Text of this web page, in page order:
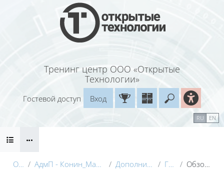
Перейти к основному содержанию
Тренинг центр ООО «Открытые
Технологии»
Введите
Гостевой доступ
Вход
RU EN
Блоки
О курсе АдмП - Конин_Маторина (Электронный курс)_Демо Дополнительные материалы Глоссарий Обзор по алфавиту